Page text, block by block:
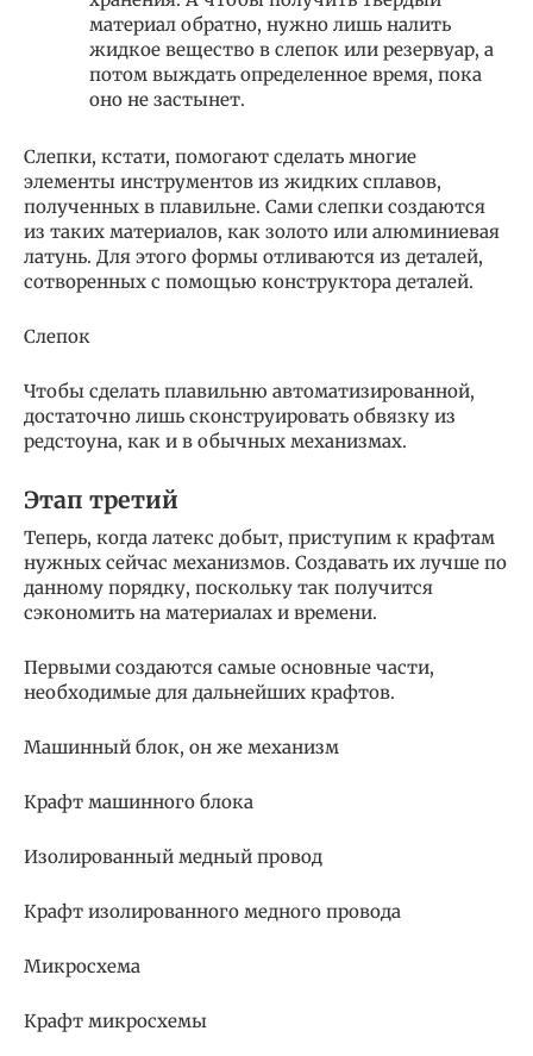
материал обратно, нужно лишь налить
жидкое вещество в слепок или резервуар, а
потом выждать определенное время, пока
оно не застынет.
Слепки, кстати, помогают сделать многие
элементы инструментов из жидких сплавов,
полученных в плавильне. Сами слепки создаются
из таких материалов, как золото или алюминиевая
латунь. Для этого формы отливаются из деталей,
сотворенных с помощью конструктора деталей.
Слепок
Чтобы сделать плавильню автоматизированной,
достаточно лишь сконструировать обвязку из
редстоуна, как и в обычных механизмах.
Этап третий
Теперь, когда латекс добыт, приступим к крафтам
нужных сейчас механизмов. Создавать их лучше по
данному порядку, поскольку так получится
сэкономить на материалах и времени.
Первыми создаются самые основные части,
необходимые для дальнейших крафтов.
Машинный блок, он же механизм
Крафт машинного блока
Изолированный медный провод
Крафт изолированного медного провода
Микросхема
Крафт микросхемы